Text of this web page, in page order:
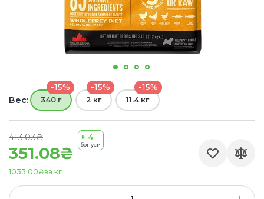
351.08₴
413.03₴
за кг
1033.00₴
+ 4
бонуси
Вес:
-15%
340 г
-15%
2 кг
-15%
11.4 кг